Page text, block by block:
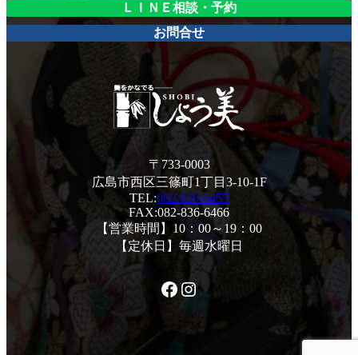
ＬＩＮＥ相談・予約
お問合せ
〒733-0003
広島市西区三篠町1丁目3-10-1F
TEL:082-836-6455
FAX:082-836-6466
【営業時間】10：00～19：00
【定休日】毎週水曜日
Facebook
Instagram